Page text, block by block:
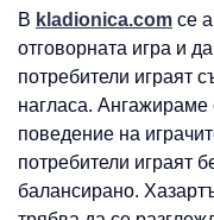
В kladionica.com се
отговорната игра и
потребители играят
нагласа. Ангажираме
поведение на
потребители играят
балансирано.